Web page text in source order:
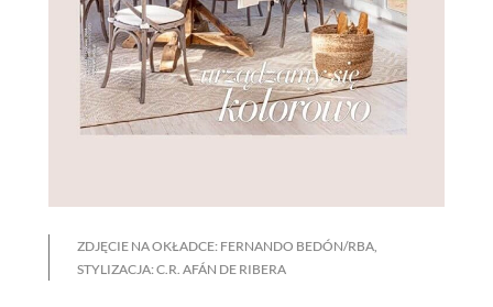
ZDJĘCIE NA OKŁADCE: FERNANDO BEDÓN/RBA,
STYLIZACJA: C.R. AFÁN DE RIBERA